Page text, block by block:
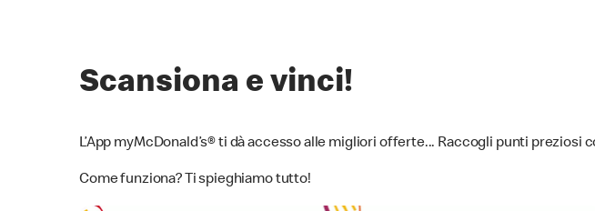
Scansiona e vinci!
L’App myMcDonald’s® ti dà accesso alle migliori offerte... Raccogli punti
Come funziona? Ti spieghiamo tutto!